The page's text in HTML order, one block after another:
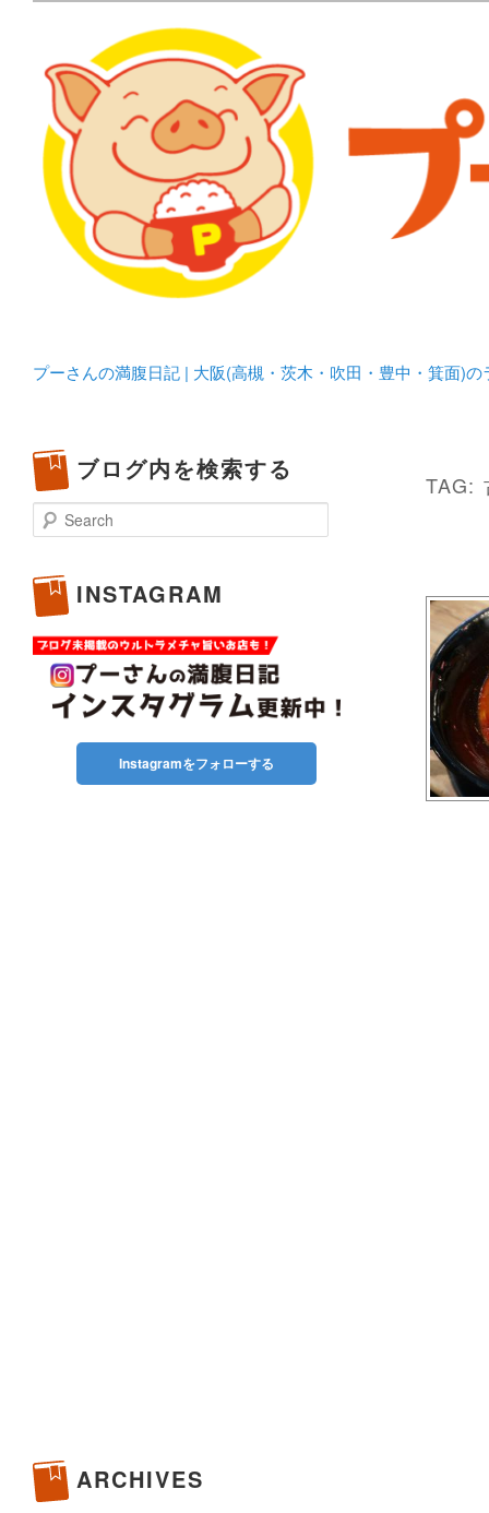
プーさんの満腹日記 |
豊中・箕面)のランチ＆
化してます。
プーさんの満腹日記 | 大阪(高槻・茨木・吹田・豊中・箕面)
TAG:
ブログ内を検索する
Search
INSTAGRAM
Instagramをフォローする
ARCHIVES